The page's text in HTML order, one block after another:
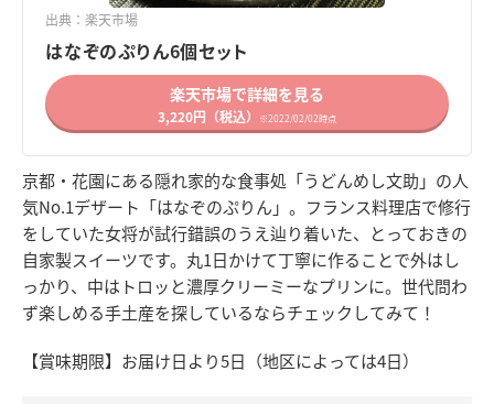
出典：楽天市場
はなぞのぷりん6個セット
楽天市場で詳細を見る
3,220円（税込） ※2022/02/02時点
京都・花園にある隠れ家的な食事処「うどんめし文助」の人
気No.1デザート「はなぞのぷりん」。フランス料理店で修行
をしていた女将が試行錯誤のうえ辿り着いた、とっておきの
自家製スイーツです。丸1日かけて丁寧に作ることで外はし
っかり、中はトロッと濃厚クリーミーなプリンに。世代問わ
ず楽しめる手土産を探しているならチェックしてみて！
【賞味期限】お届け日より5日（地区によっては4日）